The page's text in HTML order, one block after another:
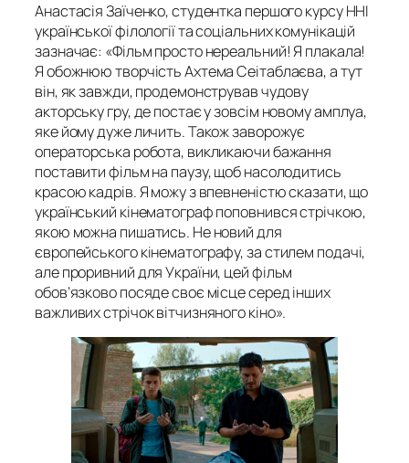
Анастасія Заїченко, студентка першого курсу ННІ
української філології та соціальних комунікацій
зазначає: «Фільм просто нереальний! Я плакала!
Я обожнюю творчість Ахтема Сеітаблаєва, а тут
він, як завжди, продемонстрував чудову
акторську гру, де постає у зовсім новому амплуа,
яке йому дуже личить. Також заворожує
операторська робота, викликаючи бажання
поставити фільм на паузу, щоб насолодитись
красою кадрів. Я можу з впевненістю сказати, що
український кінематограф поповнився стрічкою,
якою можна пишатись. Не новий для
європейського кінематографу, за стилем подачі,
але проривний для України, цей фільм
обов’язково посяде своє місце серед інших
важливих стрічок вітчизняного кіно».